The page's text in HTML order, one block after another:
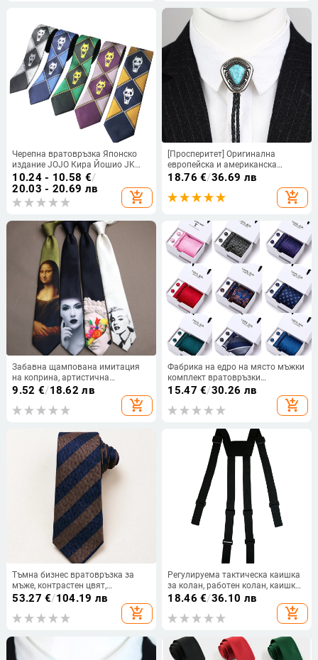
Черепна вратовръзка Японско
издание JOJO Кира Йошио JK
Аниме Цип Ръчна игра Чудесно
приключение Коледа Хелоуин
10.24 - 10.58 €/
20.03 - 20.69 лв
add_shopping_cart
[Просперитет] Оригинална
европейска и американска
вратовръзка боло, триъгълна,
естествен бор, мъжка бизнес
папионка, поколение коса
18.76 €/36.69 лв
add_shopping_cart
Забавна щампована имитация
на коприна, артистична
вратовръзка за мъже,
ежедневна, юпи, черно-синя,
9.52 €/18.62 лв
add_shopping_cart
Фабрика на едро на място мъжки
комплект вратовръзки
подаръчна кутия 5 части
комплект групови вратовръзки
бизнес официални сватбени
15.47 €/30.26 лв
add_shopping_cart
Тъмна бизнес вратовръзка за
мъже, контрастен цвят,
универсален бизнес официално
облекло, сватбен банкет, костюм,
риза, аксесоари, кутия
53.27 €/104.19 лв
add_shopping_cart
Регулируема тактическа каишка
за колан, работен колан, каишка
за колан за работа
18.46 €/36.10 лв
add_shopping_cart